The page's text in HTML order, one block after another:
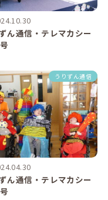
ん通信・テレマカシー
うりずん通信
ん通信・テレマカシー